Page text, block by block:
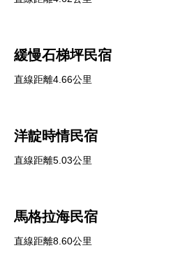
緩慢石梯坪民宿
直線距離4.66公里
洋靛時情民宿
直線距離5.03公里
馬格拉海民宿
直線距離8.60公里